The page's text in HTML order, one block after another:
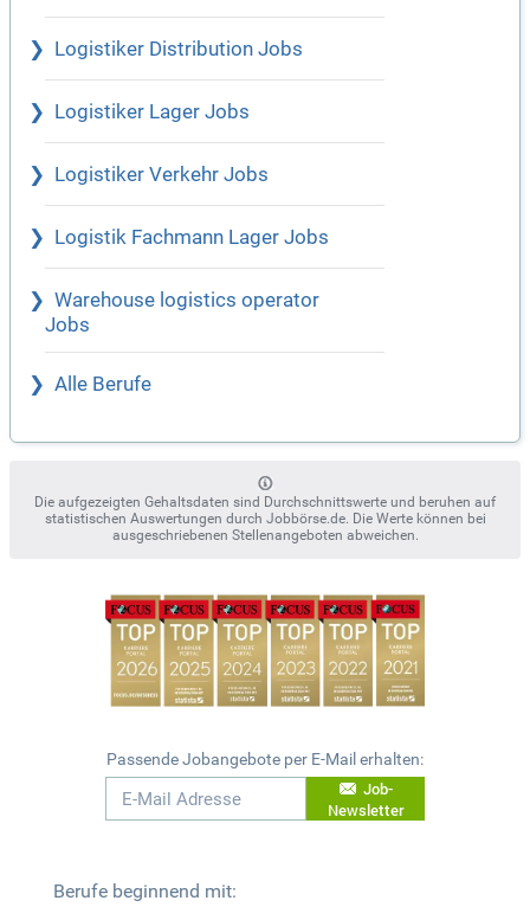
Logistiker Distribution Jobs
Logistiker Lager Jobs
Logistiker Verkehr Jobs
Logistik Fachmann Lager Jobs
Warehouse logistics operator
Jobs
Alle Berufe
Die aufgezeigten Gehaltsdaten sind Durchschnittswerte und beruhen auf
statistischen Auswertungen durch Jobbörse.de. Die Werte können bei
ausgeschriebenen Stellenangeboten abweichen.
Passende Jobangebote per E-Mail erhalten:
Job-
Newsletter
Berufe beginnend mit: